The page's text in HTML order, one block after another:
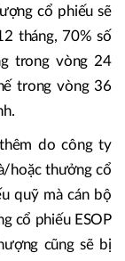
cổ phiếu sẽ
tháng, 70% số
trong vòng 24
trong vòng 36
do công ty
hoặc thưởng cổ
quỹ mà cán bộ
cổ phiếu ESOP
cũng sẽ bị